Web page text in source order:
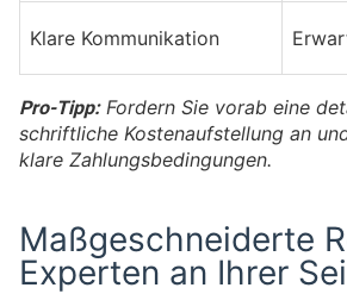
Klare Kommunikation
Pro-Tipp: Fordern Sie vorab eine
schriftliche Kostenaufstellung an
klare Zahlungsbedingungen.
Maßgeschneiderte
Experten an Ihrer